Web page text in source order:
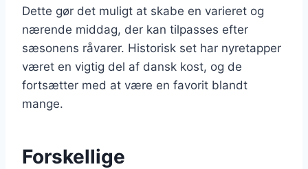
Dette gør det muligt at skabe en varieret og
nærende middag, der kan tilpasses efter
sæsonens råvarer. Historisk set har nyretapper
været en vigtig del af dansk kost, og de
fortsætter med at være en favorit blandt
mange.
Forskellige